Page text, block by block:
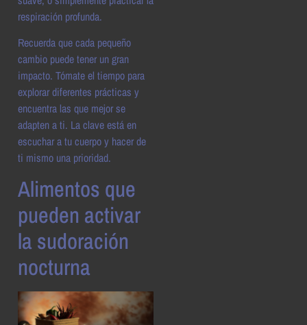
respiración profunda.
Recuerda que cada pequeño
cambio puede tener un gran
impacto. Tómate el tiempo para
explorar diferentes prácticas y
encuentra las que mejor se
adapten a ti. La clave está en
escuchar a tu cuerpo y hacer de
ti mismo una prioridad.
Alimentos que
pueden activar
la sudoración
nocturna